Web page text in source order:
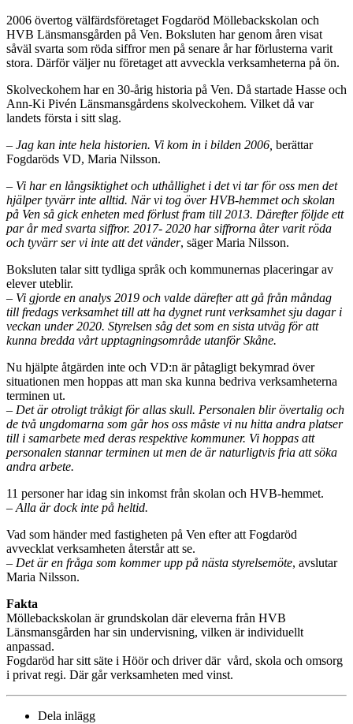
2006 övertog välfärdsföretaget Fogdaröd Möllebackskolan och
HVB Länsmansgården på Ven. Boksluten har genom åren visat
såväl svarta som röda siffror men på senare år har förlusterna varit
stora. Därför väljer nu företaget att avveckla verksamheterna på ön.
Skolveckohem har en 30-årig historia på Ven. Då startade Hasse och
Ann-Ki Pivén Länsmansgårdens skolveckohem. Vilket då var
landets första i sitt slag.
– Jag kan inte hela historien. Vi kom in i bilden 2006, berättar
Fogdaröds VD, Maria Nilsson.
– Vi har en långsiktighet och uthållighet i det vi tar för oss men det
hjälper tyvärr inte alltid. När vi tog över HVB-hemmet och skolan
på Ven så gick enheten med förlust fram till 2013. Därefter följde ett
par år med svarta siffror. 2017- 2020 har siffrorna åter varit röda
och tyvärr ser vi inte att det vänder, säger Maria Nilsson.
Boksluten talar sitt tydliga språk och kommunernas placeringar av
elever uteblir.
– Vi gjorde en analys 2019 och valde därefter att gå från måndag
till fredags verksamhet till att ha dygnet runt verksamhet sju dagar i
veckan under 2020. Styrelsen såg det som en sista utväg för att
kunna bredda vårt upptagningsområde utanför Skåne.
Nu hjälpte åtgärden inte och VD:n är påtagligt bekymrad över
situationen men hoppas att man ska kunna bedriva verksamheterna
terminen ut.
– Det är otroligt tråkigt för allas skull. Personalen blir övertalig och
de två ungdomarna som går hos oss måste vi nu hitta andra platser
till i samarbete med deras respektive kommuner. Vi hoppas att
personalen stannar terminen ut men de är naturligtvis fria att söka
andra arbete.
11 personer har idag sin inkomst från skolan och HVB-hemmet.
– Alla är dock inte på heltid.
Vad som händer med fastigheten på Ven efter att Fogdaröd
avvecklat verksamheten återstår att se.
– Det är en fråga som kommer upp på nästa styrelsemöte, avslutar
Maria Nilsson.
Fakta
Möllebackskolan är grundskolan där eleverna från HVB
Länsmansgården har sin undervisning, vilken är individuellt
anpassad.
Fogdaröd har sitt säte i Höör och driver där vård, skola och omsorg
i privat regi. Där går verksamheten med vinst.
Dela inlägg